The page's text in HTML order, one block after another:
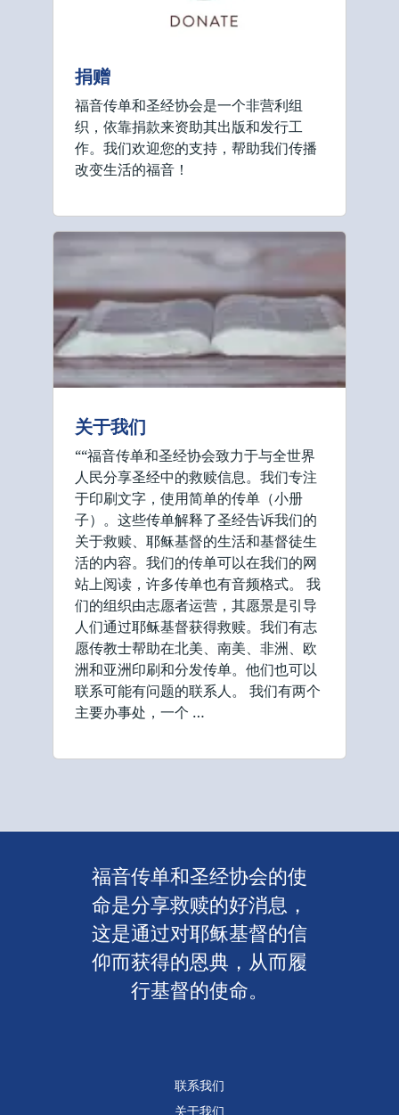
捐赠
福音传单和圣经协会是一个非营利组
织，依靠捐款来资助其出版和发行工
作。我们欢迎您的支持，帮助我们传播
改变生活的福音！
关于我们
““福音传单和圣经协会致力于与全世界
人民分享圣经中的救赎信息。我们专注
于印刷文字，使用简单的传单（小册
子）。这些传单解释了圣经告诉我们的
关于救赎、耶稣基督的生活和基督徒生
活的内容。我们的传单可以在我们的网
站上阅读，许多传单也有音频格式。 我
们的组织由志愿者运营，其愿景是引导
人们通过耶稣基督获得救赎。我们有志
愿传教士帮助在北美、南美、非洲、欧
洲和亚洲印刷和分发传单。他们也可以
联系可能有问题的联系人。 我们有两个
主要办事处，一个 …
福音传单和圣经协会的使
命是分享救赎的好消息，
这是通过对耶稣基督的信
仰而获得的恩典，从而履
行基督的使命。
联系我们
关于我们